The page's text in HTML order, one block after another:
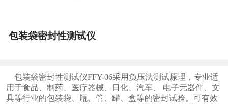
包装袋密封性测试仪
包装袋密封性测试仪FFY-06采用负压法测试原理，专业适
用于食品、制药、医疗器械、日化、汽车、 电子元器件、文
具等行业的包装袋、瓶、管、罐、盒等的密封试验。可有效